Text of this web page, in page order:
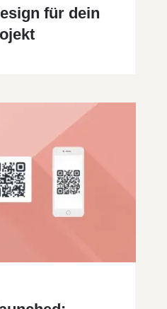
für dein